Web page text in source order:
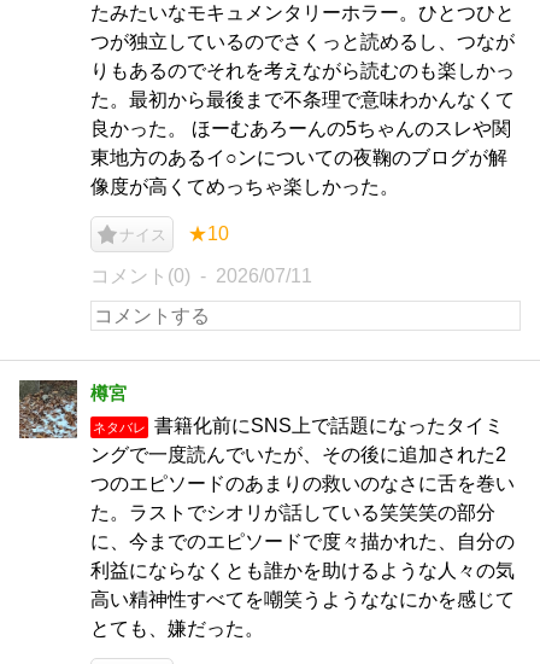
たみたいなモキュメンタリーホラー。ひとつひと
つが独立しているのでさくっと読めるし、つなが
りもあるのでそれを考えながら読むのも楽しかっ
た。最初から最後まで不条理で意味わかんなくて
良かった。 ほーむあろーんの5ちゃんのスレや関
東地方のあるイ○ンについての夜鞠のブログが解
像度が高くてめっちゃ楽しかった。
ナイス ★10
コメント(0) 2026/07/11
樽宮
ネタバレ
書籍化前にSNS上で話題になったタイミ
ングで一度読んでいたが、その後に追加された2
つのエピソードのあまりの救いのなさに舌を巻い
た。ラストでシオリが話している笑笑笑の部分
に、今までのエピソードで度々描かれた、自分の
利益にならなくとも誰かを助けるような人々の気
高い精神性すべてを嘲笑うようななにかを感じて
とても、嫌だった。